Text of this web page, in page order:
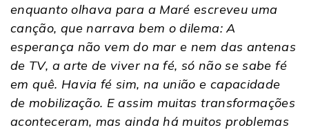
enquanto olhava para a Maré escreveu uma
canção, que narrava bem o dilema: A
esperança não vem do mar e nem das antenas
de TV, a arte de viver na fé, só não se sabe fé
em quê. Havia fé sim, na união e capacidade
de mobilização. E assim muitas transformações
aconteceram, mas ainda há muitos problemas